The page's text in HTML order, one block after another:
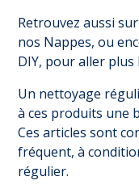
Retrouvez aussi
nos Nappes, ou
DIY, pour aller plus
Un nettoyage
à ces produits une
Ces articles sont
fréquent, à
régulier.